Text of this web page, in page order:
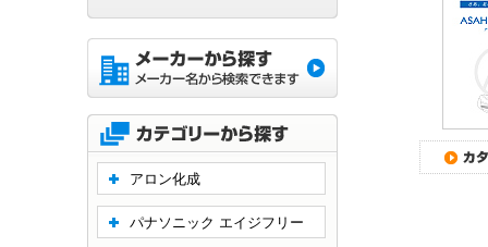
アロン化成
パナソニック エイジフリー